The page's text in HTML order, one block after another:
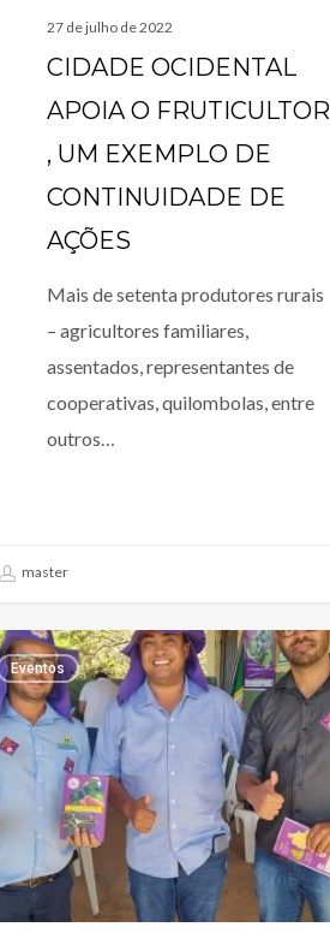
27 de julho de 2022
CIDADE OCIDENTAL
APOIA O FRUTICULTOR
, UM EXEMPLO DE
CONTINUIDADE DE
AÇÕES
Mais de setenta produtores rurais
– agricultores familiares,
assentados, representantes de
cooperativas, quilombolas, entre
outros…
master
Eventos